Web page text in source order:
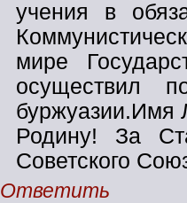
учения в
мире
осуществил
буржуазии.Имя
Родину! За
Советского
Ответить